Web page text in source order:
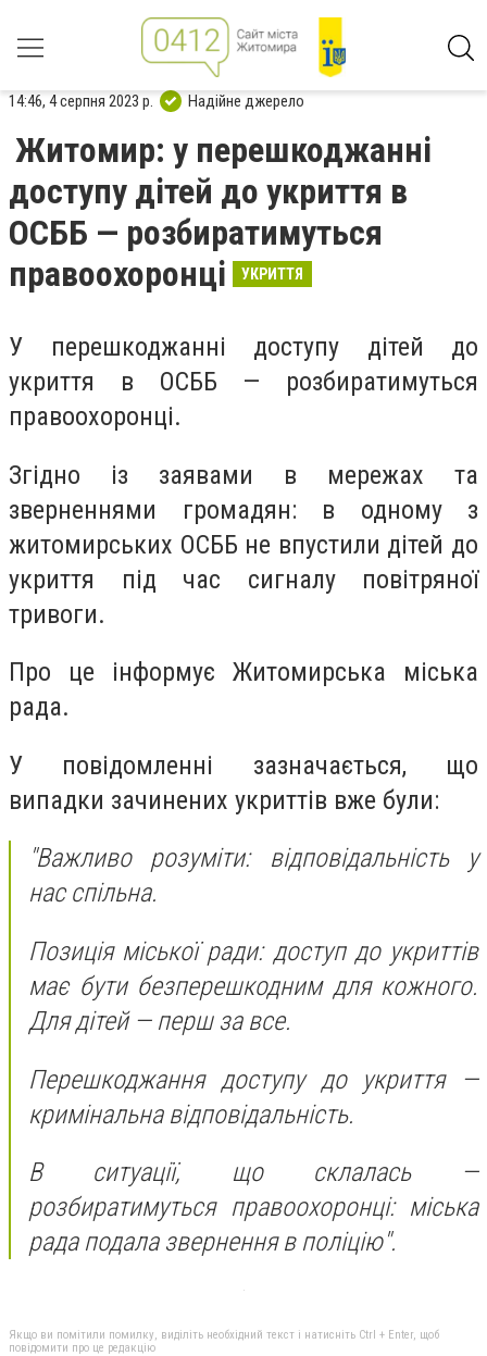
14:46, 4 серпня 2023 р. Надійне джерело
Житомир: у перешкоджанні
доступу дітей до укриття в
ОСББ — розбиратимуться
правоохоронці
УКРИТТЯ
У перешкоджанні доступу дітей до
укриття в ОСББ — розбиратимуться
правоохоронці.
Згідно із заявами в мережах та
зверненнями громадян: в одному з
житомирських ОСББ не впустили дітей до
укриття під час сигналу повітряної
тривоги.
Про це інформує Житомирська міська
рада.
У повідомленні зазначається, що
випадки зачинених укриттів вже були:
"Важливо розуміти: відповідальність у
нас спільна.
Позиція міської ради: доступ до укриттів
має бути безперешкодним для кожного.
Для дітей — перш за все.
Перешкоджання доступу до укриття —
кримінальна відповідальність.
В ситуації, що склалась —
розбиратимуться правоохоронці: міська
рада подала звернення в поліцію".
Якщо ви помітили помилку, виділіть необхідний текст і натисніть Ctrl + Enter, щоб
повідомити про це редакцію